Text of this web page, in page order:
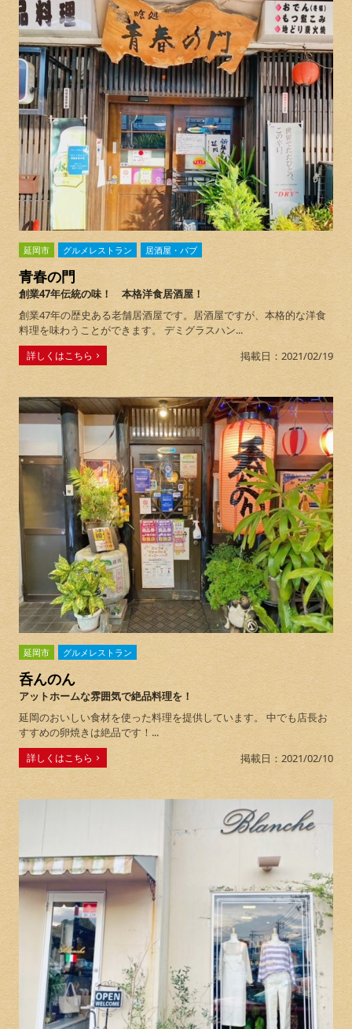
延岡市 グルメレストラン 居酒屋・パブ
青春の門
創業47年伝統の味！ 本格洋食居酒屋！
創業47年の歴史ある老舗居酒屋です。居酒屋ですが、本格的な洋食
料理を味わうことができます。 デミグラスハン...
詳しくはこちら 掲載日：2021/02/19
延岡市 グルメレストラン
呑んのん
アットホームな雰囲気で絶品料理を！
延岡のおいしい食材を使った料理を提供しています。 中でも店長お
すすめの卵焼きは絶品です！...
詳しくはこちら 掲載日：2021/02/10